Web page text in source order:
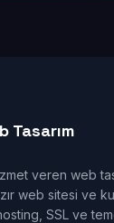
Tasarım
veren web
web sitesi ve
SSL ve